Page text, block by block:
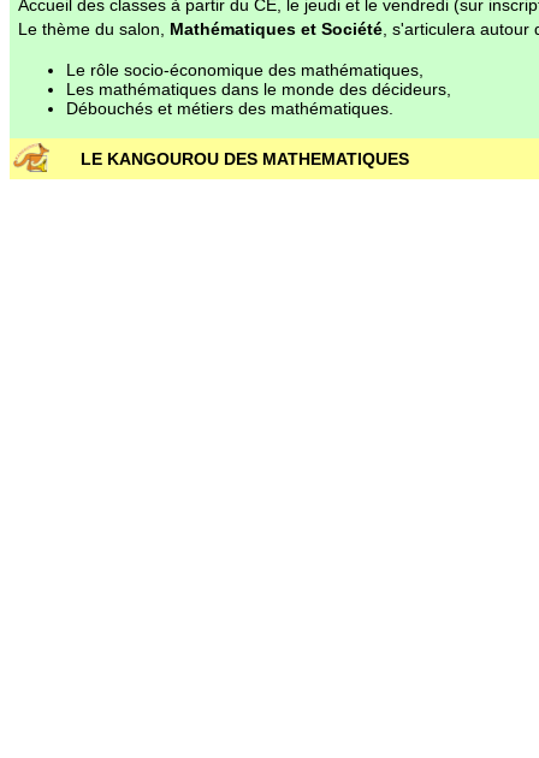
Accueil des classes à partir du CE, le jeudi et le vendredi (sur
Le thème du salon, Mathématiques et Société , s'articulera
Le rôle socio-économique des mathématiques,
Les mathématiques dans le monde des décideurs,
Débouchés et métiers des mathématiques.
LE KANGOUROU DES MATHEMATIQUES